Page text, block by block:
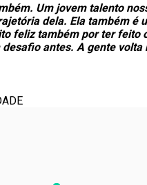
Um jovem talento
dela. Ela também
feliz também por ter
antes. A gente